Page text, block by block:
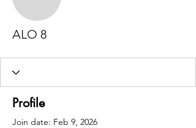
ALO 8
Profile
Join date: Feb 9, 2026